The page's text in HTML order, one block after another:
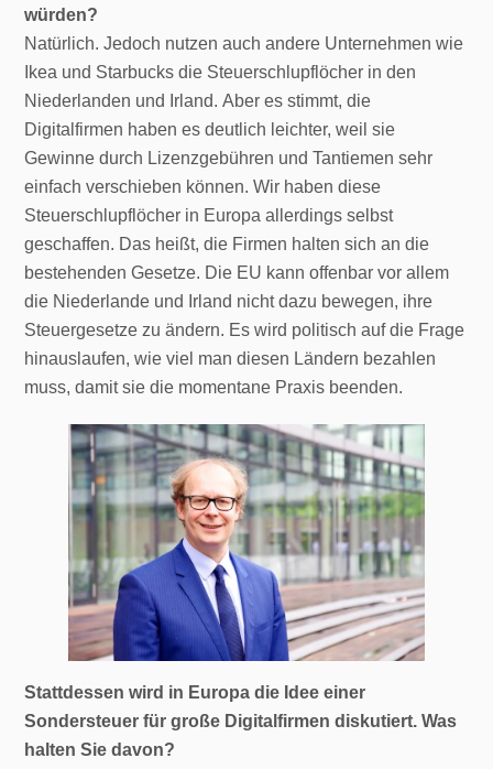
würden?
Natürlich. Jedoch nutzen auch andere Unternehmen wie
Ikea und Starbucks die Steuerschlupflöcher in den
Niederlanden und Irland. Aber es stimmt, die
Digitalfirmen haben es deutlich leichter, weil sie
Gewinne durch Lizenzgebühren und Tantiemen sehr
einfach verschieben können. Wir haben diese
Steuerschlupflöcher in Europa allerdings selbst
geschaffen. Das heißt, die Firmen halten sich an die
bestehenden Gesetze. Die EU kann offenbar vor allem
die Niederlande und Irland nicht dazu bewegen, ihre
Steuergesetze zu ändern. Es wird politisch auf die Frage
hinauslaufen, wie viel man diesen Ländern bezahlen
muss, damit sie die momentane Praxis beenden.
Stattdessen wird in Europa die Idee einer
Sondersteuer für große Digitalfirmen diskutiert. Was
halten Sie davon?